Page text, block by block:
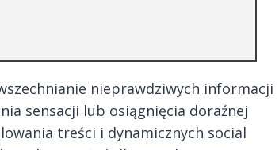
nieprawdziwych informacji
sensacji lub osiągnięcia doraźnej
treści i dynamicznych social